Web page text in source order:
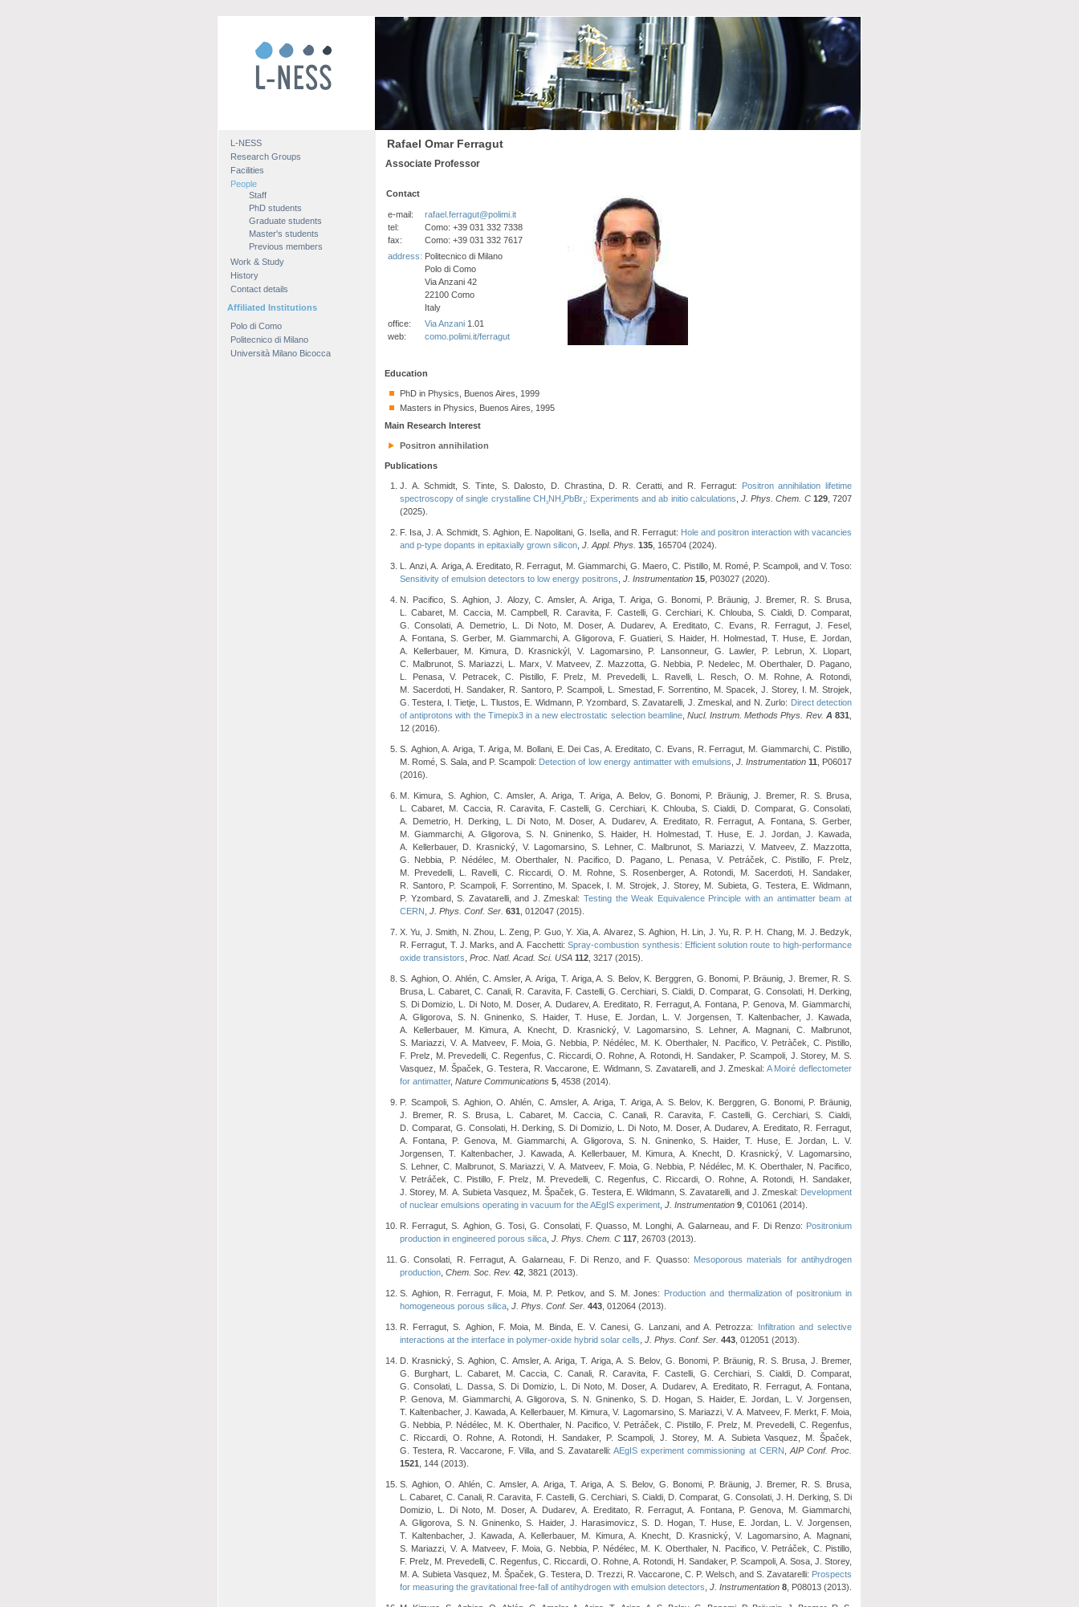
L-NESS
Research Groups
Facilities
People
Staff
PhD students
Graduate students
Master's students
Previous members
Work & Study
History
Contact details
Affiliated Institutions
Polo di Como
Politecnico di Milano
Università Milano Bicocca
Rafael Omar Ferragut
Associate Professor
Contact
e-mail:
rafael.ferragut@polimi.it
tel:
Como: +39 031 332 7338
fax:
Como: +39 031 332 7617
address: Politecnico di Milano
Polo di Como
Via Anzani 42
22100 Como
Italy
office:
Via Anzani 1.01
web:
como.polimi.it/ferragut
Education
PhD in Physics, Buenos Aires, 1999
Masters in Physics, Buenos Aires, 1995
Main Research Interest
Positron annihilation
Publications
J. A. Schmidt, S. Tinte, S. Dalosto, D. Chrastina, D. R. Ceratti, and R. Ferragut:
Positron annihilation lifetime
spectroscopy of single crystalline CH 3NH 3 PbBr3: Experiments and ab initio calculations ,J. Phys. Chem. C 129, 7207
(2025).
F. Isa, J. A. Schmidt, S. Aghion, E. Napolitani, G. Isella, and R. Ferragut: Hole and positron interaction with vacancies
and p-type dopants in epitaxially grown silicon, J. Appl. Phys. 135, 165704 (2024).
L. Anzi, A. Ariga, A. Ereditato, R. Ferragut, M. Giammarchi, G. Maero, C. Pistillo, M. Romé, P. Scampoli, and V. Toso:
Sensitivity of emulsion detectors to low energy positrons, J. Instrumentation 15, P03027 (2020).
N. Pacifico, S. Aghion, J. Alozy, C. Amsler, A. Ariga, T. Ariga, G. Bonomi, P. Bräunig, J. Bremer, R. S. Brusa,
L. Cabaret, M. Caccia, M. Campbell, R. Caravita, F. Castelli, G. Cerchiari, K. Chlouba, S. Cialdi, D. Comparat,
G. Consolati, A. Demetrio, L. Di Noto, M. Doser, A. Dudarev, A. Ereditato, C. Evans, R. Ferragut, J. Fesel,
A. Fontana, S. Gerber, M. Giammarchi, A. Gligorova, F. Guatieri, S. Haider, H. Holmestad, T. Huse, E. Jordan,
A. Kellerbauer, M. Kimura, D. Krasnickýl, V. Lagomarsino, P. Lansonneur, G. Lawler, P. Lebrun, X. Llopart,
C. Malbrunot, S. Mariazzi, L. Marx, V. Matveev, Z. Mazzotta, G. Nebbia, P. Nedelec, M. Oberthaler, D. Pagano,
L. Penasa, V. Petracek, C. Pistillo, F. Prelz, M. Prevedelli, L. Ravelli, L. Resch, O. M. Rohne, A. Rotondi,
M. Sacerdoti, H. Sandaker, R. Santoro, P. Scampoli, L. Smestad, F. Sorrentino, M. Spacek, J. Storey, I. M. Strojek,
G. Testera, I. Tietje, L. Tlustos, E. Widmann, P. Yzombard, S. Zavatarelli, J. Zmeskal, and N. Zurlo: Direct detection
of antiprotons with the Timepix3 in a new electrostatic selection beamline, Nucl. Instrum. Methods Phys. Rev. A 831,
12 (2016).
S. Aghion, A. Ariga, T. Ariga, M. Bollani, E. Dei Cas, A. Ereditato, C. Evans, R. Ferragut, M. Giammarchi, C. Pistillo,
M. Romé, S. Sala, and P. Scampoli: Detection of low energy antimatter with emulsions, J. Instrumentation 11, P06017
(2016).
M. Kimura, S. Aghion, C. Amsler, A. Ariga, T. Ariga, A. Belov, G. Bonomi, P. Bräunig, J. Bremer, R. S. Brusa,
L. Cabaret, M. Caccia, R. Caravita, F. Castelli, G. Cerchiari, K. Chlouba, S. Cialdi, D. Comparat, G. Consolati,
A. Demetrio, H. Derking, L. Di Noto, M. Doser, A. Dudarev, A. Ereditato, R. Ferragut, A. Fontana, S. Gerber,
M. Giammarchi, A. Gligorova, S. N. Gninenko, S. Haider, H. Holmestad, T. Huse, E. J. Jordan, J. Kawada,
A. Kellerbauer, D. Krasnický, V. Lagomarsino, S. Lehner, C. Malbrunot, S. Mariazzi, V. Matveev, Z. Mazzotta,
G. Nebbia, P. Nédélec, M. Oberthaler, N. Pacifico, D. Pagano, L. Penasa, V. Petráček, C. Pistillo, F. Prelz,
M. Prevedelli, L. Ravelli, C. Riccardi, O. M. Rohne, S. Rosenberger, A. Rotondi, M. Sacerdoti, H. Sandaker,
R. Santoro, P. Scampoli, F. Sorrentino, M. Spacek, I. M. Strojek, J. Storey, M. Subieta, G. Testera, E. Widmann,
P. Yzombard, S. Zavatarelli, and J. Zmeskal: Testing the Weak Equivalence Principle with an antimatter beam at
CERN , J. Phys. Conf. Ser. 631, 012047 (2015).
X. Yu, J. Smith, N. Zhou, L. Zeng, P. Guo, Y. Xia, A. Alvarez, S. Aghion, H. Lin, J. Yu, R. P. H. Chang, M. J. Bedzyk,
R. Ferragut, T. J. Marks, and A. Facchetti:Spray-combustion synthesis: Efficient solution route to high-performance
oxide transistors, Proc. Natl. Acad. Sci. USA 112, 3217 (2015).
S. Aghion, O. Ahlén, C. Amsler, A. Ariga, T. Ariga, A. S. Belov, K. Berggren, G. Bonomi, P. Bräunig, J. Bremer, R. S.
Brusa, L. Cabaret, C. Canali, R. Caravita, F. Castelli, G. Cerchiari, S. Cialdi, D. Comparat, G. Consolati, H. Derking,
S. Di Domizio, L. Di Noto, M. Doser, A. Dudarev, A. Ereditato, R. Ferragut, A. Fontana, P. Genova, M. Giammarchi,
A. Gligorova, S. N. Gninenko, S. Haider, T. Huse, E. Jordan, L. V. Jorgensen, T. Kaltenbacher, J. Kawada,
A. Kellerbauer, M. Kimura, A. Knecht, D. Krasnický, V. Lagomarsino, S. Lehner, A. Magnani, C. Malbrunot,
S. Mariazzi, V. A. Matveev, F. Moia, G. Nebbia, P. Nédélec, M. K. Oberthaler, N. Pacifico, V. Petràček, C. Pistillo,
F. Prelz, M. Prevedelli, C. Regenfus, C. Riccardi, O. Rohne, A. Rotondi, H. Sandaker, P. Scampoli, J. Storey, M. S.
Vasquez, M. Špaček, G. Testera, R. Vaccarone, E. Widmann, S. Zavatarelli, and J. Zmeskal: A Moiré deflectometer
for antimatter, Nature Communications 5, 4538 (2014).
P. Scampoli, S. Aghion, O. Ahlén, C. Amsler, A. Ariga, T. Ariga, A. S. Belov, K. Berggren, G. Bonomi, P. Bräunig,
J. Bremer, R. S. Brusa, L. Cabaret, M. Caccia, C. Canali, R. Caravita, F. Castelli, G. Cerchiari, S. Cialdi,
D. Comparat, G. Consolati, H. Derking, S. Di Domizio, L. Di Noto, M. Doser, A. Dudarev, A. Ereditato, R. Ferragut,
A. Fontana, P. Genova, M. Giammarchi, A. Gligorova, S. N. Gninenko, S. Haider, T. Huse, E. Jordan, L. V.
Jorgensen, T. Kaltenbacher, J. Kawada, A. Kellerbauer, M. Kimura, A. Knecht, D. Krasnický, V. Lagomarsino,
S. Lehner, C. Malbrunot, S. Mariazzi, V. A. Matveev, F. Moia, G. Nebbia, P. Nédélec, M. K. Oberthaler, N. Pacifico,
V. Petráček, C. Pistillo, F. Prelz, M. Prevedelli, C. Regenfus, C. Riccardi, O. Rohne, A. Rotondi, H. Sandaker,
J. Storey, M. A. Subieta Vasquez, M. Špaček, G. Testera, E. Wildmann, S. Zavatarelli, and J. Zmeskal: Development
of nuclear emulsions operating in vacuum for the AEgIS experiment, J. Instrumentation 9, C01061 (2014).
R. Ferragut, S. Aghion, G. Tosi, G. Consolati, F. Quasso, M. Longhi, A. Galarneau, and F. Di Renzo: Positronium
production in engineered porous silica, J. Phys. Chem. C 117, 26703 (2013).
G. Consolati, R. Ferragut, A. Galarneau, F. Di Renzo, and F. Quasso: Mesoporous materials for antihydrogen
production, Chem. Soc. Rev. 42, 3821 (2013).
S. Aghion, R. Ferragut, F. Moia, M. P. Petkov, and S. M. Jones:
Production and thermalization of positronium in
homogeneous porous silica, J. Phys. Conf. Ser. 443, 012064 (2013).
R. Ferragut, S. Aghion, F. Moia, M. Binda, E. V. Canesi, G. Lanzani, and A. Petrozza:
Infiltration and selective
interactions at the interface in polymer-oxide hybrid solar cells, J. Phys. Conf. Ser. 443, 012051 (2013).
D. Krasnický, S. Aghion, C. Amsler, A. Ariga, T. Ariga, A. S. Belov, G. Bonomi, P. Bräunig, R. S. Brusa, J. Bremer,
G. Burghart, L. Cabaret, M. Caccia, C. Canali, R. Caravita, F. Castelli, G. Cerchiari, S. Cialdi, D. Comparat,
G. Consolati, L. Dassa, S. Di Domizio, L. Di Noto, M. Doser, A. Dudarev, A. Ereditato, R. Ferragut, A. Fontana,
P. Genova, M. Giammarchi, A. Gligorova, S. N. Gninenko, S. D. Hogan, S. Haider, E. Jordan, L. V. Jorgensen,
T. Kaltenbacher, J. Kawada, A. Kellerbauer, M. Kimura, V. Lagomarsino, S. Mariazzi, V. A. Matveev, F. Merkt, F. Moia,
G. Nebbia, P. Nédélec, M. K. Oberthaler, N. Pacifico, V. Petráček, C. Pistillo, F. Prelz, M. Prevedelli, C. Regenfus,
C. Riccardi, O. Rohne, A. Rotondi, H. Sandaker, P. Scampoli, J. Storey, M. A. Subieta Vasquez, M. Špaček,
G. Testera, R. Vaccarone, F. Villa, and S. Zavatarelli:AEgIS experiment commissioning at CERN ,AIP Conf. Proc.
1521, 144 (2013).
S. Aghion, O. Ahlén, C. Amsler, A. Ariga, T. Ariga, A. S. Belov, G. Bonomi, P. Bräunig, J. Bremer, R. S. Brusa,
L. Cabaret, C. Canali, R. Caravita, F. Castelli, G. Cerchiari, S. Cialdi, D. Comparat, G. Consolati, J. H. Derking, S. Di
Domizio, L. Di Noto, M. Doser, A. Dudarev, A. Ereditato, R. Ferragut, A. Fontana, P. Genova, M. Giammarchi,
A. Gligorova, S. N. Gninenko, S. Haider, J. Harasimovicz, S. D. Hogan, T. Huse, E. Jordan, L. V. Jorgensen,
T. Kaltenbacher, J. Kawada, A. Kellerbauer, M. Kimura, A. Knecht, D. Krasnický, V. Lagomarsino, A. Magnani,
S. Mariazzi, V. A. Matveev, F. Moia, G. Nebbia, P. Nédélec, M. K. Oberthaler, N. Pacifico, V. Petráček, C. Pistillo,
F. Prelz, M. Prevedelli, C. Regenfus, C. Riccardi, O. Rohne, A. Rotondi, H. Sandaker, P. Scampoli, A. Sosa, J. Storey,
M. A. Subieta Vasquez, M. Špaček, G. Testera, D. Trezzi, R. Vaccarone, C. P. Welsch, and S. Zavatarelli: Prospects
for measuring the gravitational free-fall of antihydrogen with emulsion detectors, J. Instrumentation 8, P08013 (2013).